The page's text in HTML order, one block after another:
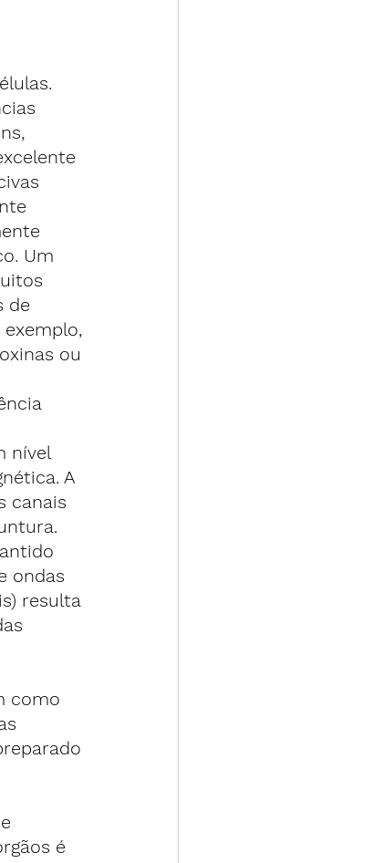
Um
de
ou
nível
A
canais
ondas
resulta
como
é